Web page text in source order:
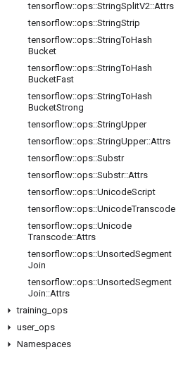
tensorflow::ops::StringSplitV2::Attrs
tensorflow::ops::StringStrip
tensorflow::ops::StringToHash
Bucket
tensorflow::ops::StringToHash
BucketFast
tensorflow::ops::StringToHash
BucketStrong
tensorflow::ops::StringUpper
tensorflow::ops::StringUpper::Attrs
tensorflow::ops::Substr
tensorflow::ops::Substr::Attrs
tensorflow::ops::UnicodeScript
tensorflow::ops::UnicodeTranscode
tensorflow::ops::Unicode
Transcode::Attrs
tensorflow::ops::UnsortedSegment
Join
tensorflow::ops::UnsortedSegment
Join::Attrs
training ops
user_ ops
Namespaces
Seguir conectado
Blog